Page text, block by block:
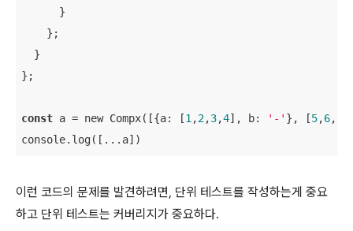
      }
    };
  }
};
const a = new Compx([{a: [1 ,2,3,4], b: '-' }, [5,6,
console.log([...a])
이런 코드의 문제를 발견하려면, 단위 테스트를 작성하는게 중요
하고 단위 테스트는 커버리지가 중요하다.